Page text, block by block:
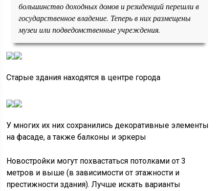
большинство доходных домов и резиденций перешли в
государственное владение. Теперь в них размещены
музеи или подведомственные учреждения.
Старые здания находятся в центре города
У многих их них сохранились декоративные элементы
на фасаде, а также балконы и эркеры
Новостройки могут похвастаться потолками от 3
метров и выше (в зависимости от этажности и
престижности здания). Лучше искать варианты